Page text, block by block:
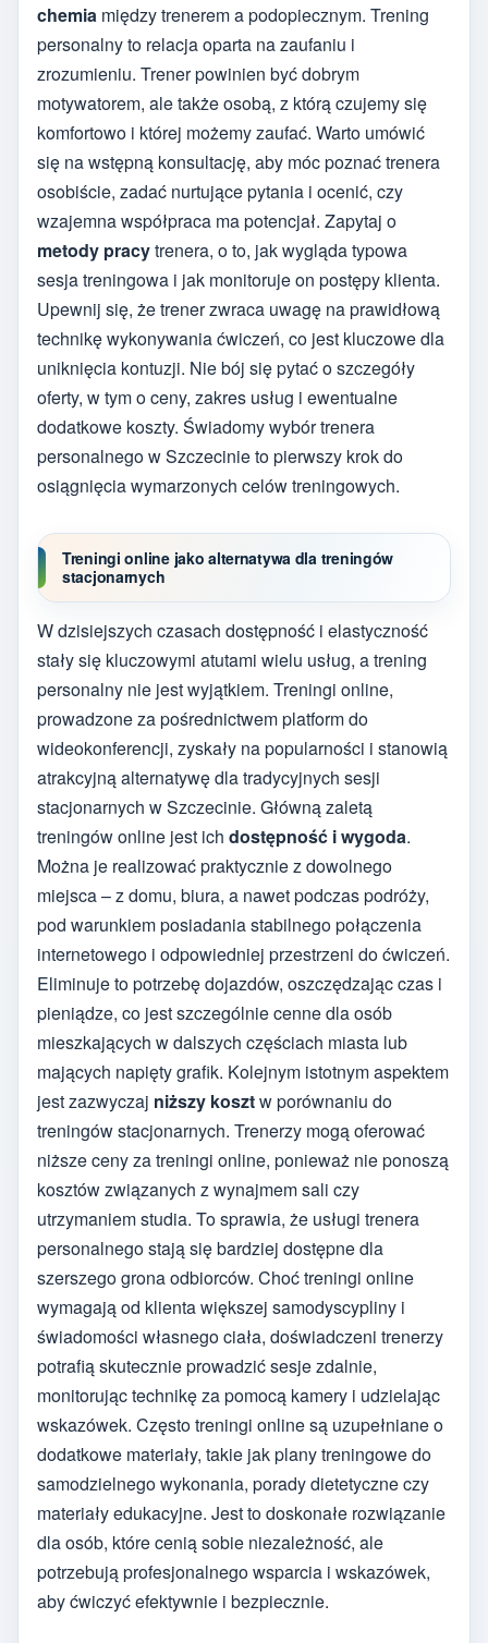
chemia między trenerem a podopiecznym. Trening
personalny to relacja oparta na zaufaniu i
zrozumieniu. Trener powinien być dobrym
motywatorem, ale także osobą, z którą czujemy się
komfortowo i której możemy zaufać. Warto umówić
się na wstępną konsultację, aby móc poznać trenera
osobiście, zadać nurtujące pytania i ocenić, czy
wzajemna współpraca ma potencjał. Zapytaj o
metody pracytrenera, o to, jak wygląda typowa
sesja treningowa i jak monitoruje on postępy klienta.
Upewnij się, że trener zwraca uwagę na prawidłową
technikę wykonywania ćwiczeń, co jest kluczowe dla
uniknięcia kontuzji. Nie bój się pytać o szczegóły
oferty, w tym o ceny, zakres usług i ewentualne
dodatkowe koszty. Świadomy wybór trenera
personalnego w Szczecinie to pierwszy krok do
osiągnięcia wymarzonych celów treningowych.
Treningi online jako alternatywa dla treningów
stacjonarnych
W dzisiejszych czasach dostępność i elastyczność
stały się kluczowymi atutami wielu usług, a trening
personalny nie jest wyjątkiem. Treningi online,
prowadzone za pośrednictwem platform do
wideokonferencji, zyskały na popularności i stanowią
atrakcyjną alternatywę dla tradycyjnych sesji
stacjonarnych w Szczecinie. Główną zaletą
treningów online jest ich dostępność i wygoda.
Można je realizować praktycznie z dowolnego
miejsca – z domu, biura, a nawet podczas podróży,
pod warunkiem posiadania stabilnego połączenia
internetowego i odpowiedniej przestrzeni do ćwiczeń.
Eliminuje to potrzebę dojazdów, oszczędzając czas i
pieniądze, co jest szczególnie cenne dla osób
mieszkających w dalszych częściach miasta lub
mających napięty grafik. Kolejnym istotnym aspektem
jest zazwyczaj niższy kosztw porównaniu do
treningów stacjonarnych. Trenerzy mogą oferować
niższe ceny za treningi online, ponieważ nie ponoszą
kosztów związanych z wynajmem sali czy
utrzymaniem studia. To sprawia, że usługi trenera
personalnego stają się bardziej dostępne dla
szerszego grona odbiorców. Choć treningi online
wymagają od klienta większej samodyscypliny i
świadomości własnego ciała, doświadczeni trenerzy
potrafią skutecznie prowadzić sesje zdalnie,
monitorując technikę za pomocą kamery i udzielając
wskazówek. Często treningi online są uzupełniane o
dodatkowe materiały, takie jak plany treningowe do
samodzielnego wykonania, porady dietetyczne czy
materiały edukacyjne. Jest to doskonałe rozwiązanie
dla osób, które cenią sobie niezależność, ale
potrzebują profesjonalnego wsparcia i wskazówek,
aby ćwiczyć efektywnie i bezpiecznie.